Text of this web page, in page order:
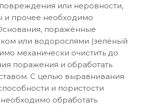
или неровности,
и прочее необходимо
поражённые
или водорослями (зелёный
механически очистить до
поражения и обработать
С целью выравнивания
и пористости
обработать